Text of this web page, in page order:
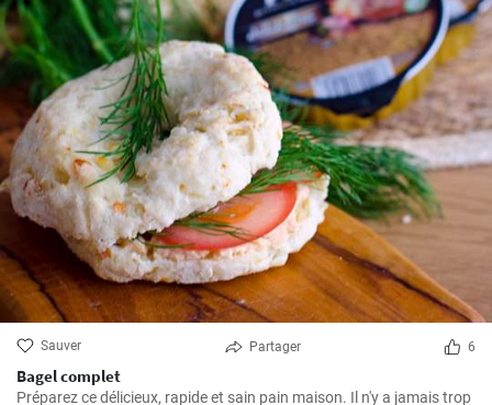
Sauver Partager 6
Bagel complet
Préparez ce délicieux, rapide et sain pain maison. Il n'y a jamais trop